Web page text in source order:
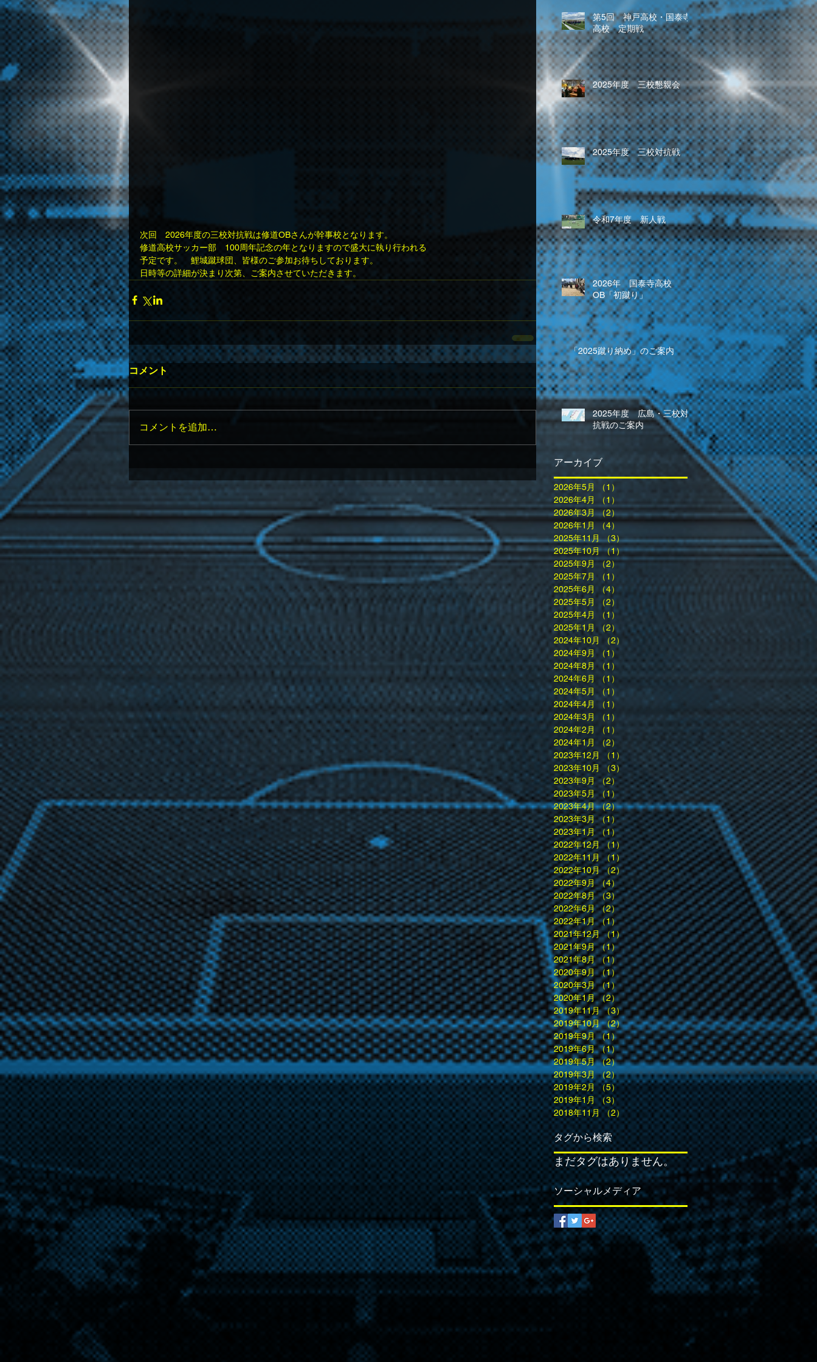
次回　2026年度の三校対抗戦は修道OBさんが幹事校となります。
修道高校サッカー部　100周年記念の年となりますので盛大に執り行われる
予定です。　鯉城蹴球団、皆様のご参加お待ちしております。
日時等の詳細が決まり次第、ご案内させていただきます。
コメント
コメントを追加…
第5回 神戸高校・国泰寺
高校 定期戦
2025年度 三校懇親会
2025年度 三校対抗戦
令和7年度 新人戦
2026年 国泰寺高校
OB「初蹴り」
「2025蹴り納め」のご案内
2025年度 広島・三校対
抗戦のご案内
アーカイブ
2026年5月 （1）
2026年4月
（1）
2026年3月 （2）2件の記事
2026年1月 （4）4件の記事
2025年11月 （3）3件の記事
2025年10月 （1）1件の記事
2025年9月
（2）2件の記事
2025年7月
（1）
2025年6月
（4） 4件の記事
2025年5月
（2）
2025年4月
（1）
1件の記事
2025年1月
（2）
2件の記事
2024年10月
（2） 2件の記事
2024年9月 （1）
1件の記事
2024年8月 （1）
1件の記事
2024年6月
（1） 1件の記事
2024年5月
（1）
1件の記事
2024年4月
（1）
2024年3月
（1） 1件の記事
2024年2月
（1）
1件の記事
2024年1月
（2）
2件の記事
2023年12月 （1） 1件の記事
2023年10月 （3） 3件の記事
2023年9月 （2）2件の記事
2023年5月 （1）1件の記事
2023年4月 （2）2件の記事
2023年3月 （1）1件の記事
2023年1月 （1）1件の記事
2022年12月 （1）1件の記事
2022年11月 （1）1件の記事
2022年10月 （2）2件の記事
2022年9月 （4）4件の記事
2022年8月 （3）3件の記事
2022年6月 （2）2件の記事
2022年1月 （1）1件の記事
2021年12月 （1）1件の記事
2021年9月 （1）1件の記事
2021年8月 （1）1件の記事
2020年9月 （1）1件の記事
2020年3月 （1）1件の記事
2020年1月 （2）2件の記事
2019年11月 （3）3件の記事
2019年10月 （2）2件の記事
2019年9月 （1）1件の記事
2019年6月 （1）1件の記事
2019年5月 （2）2件の記事
2019年3月 （2）2件の記事
2019年2月 （5）5件の記事
2019年1月 （3） 3件の記事
2018年11月 （2）2件の記事
タグから検索
まだタグはありません。
ソーシャルメディア